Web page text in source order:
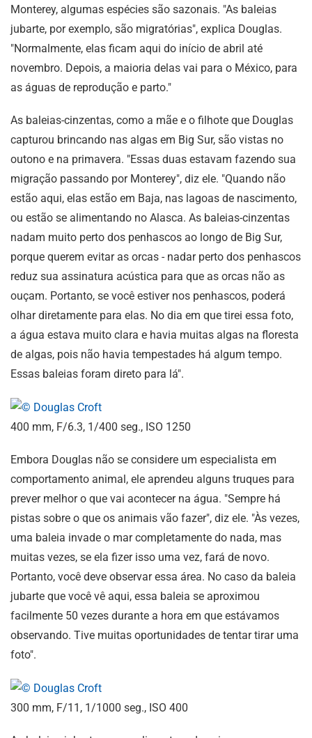
Monterey, algumas espécies são sazonais. "As baleias
jubarte, por exemplo, são migratórias", explica Douglas.
"Normalmente, elas ficam aqui do início de abril até
novembro. Depois, a maioria delas vai para o México, para
as águas de reprodução e parto."
As baleias-cinzentas, como a mãe e o filhote que Douglas
capturou brincando nas algas em Big Sur, são vistas no
outono e na primavera. "Essas duas estavam fazendo sua
migração passando por Monterey", diz ele. "Quando não
estão aqui, elas estão em Baja, nas lagoas de nascimento,
ou estão se alimentando no Alasca. As baleias-cinzentas
nadam muito perto dos penhascos ao longo de Big Sur,
porque querem evitar as orcas - nadar perto dos penhascos
reduz sua assinatura acústica para que as orcas não as
ouçam. Portanto, se você estiver nos penhascos, poderá
olhar diretamente para elas. No dia em que tirei essa foto,
a água estava muito clara e havia muitas algas na floresta
de algas, pois não havia tempestades há algum tempo.
Essas baleias foram direto para lá".
400 mm, F/6.3, 1/400 seg., ISO 1250
Embora Douglas não se considere um especialista em
comportamento animal, ele aprendeu alguns truques para
prever melhor o que vai acontecer na água. "Sempre há
pistas sobre o que os animais vão fazer", diz ele. "Às vezes,
uma baleia invade o mar completamente do nada, mas
muitas vezes, se ela fizer isso uma vez, fará de novo.
Portanto, você deve observar essa área. No caso da baleia
jubarte que você vê aqui, essa baleia se aproximou
facilmente 50 vezes durante a hora em que estávamos
observando. Tive muitas oportunidades de tentar tirar uma
foto".
300 mm, F/11, 1/1000 seg., ISO 400